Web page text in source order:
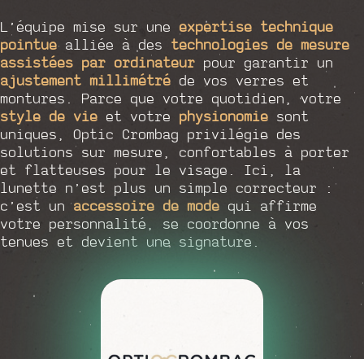
L’équipe mise sur une expertise technique
pointuealliée à des technologies de mesure
assistées par ordinateur pour garantir un
ajustement millimétré de vos verres et
montures. Parce que votre quotidien, votre
style de vie et votre physionomie sont
uniques, Optic Crombag privilégie des
solutions sur mesure, confortables à porter
et flatteuses pour le visage. Ici, la
lunette n’est plus un simple correcteur :
c’est unaccessoire de mode qui affirme
votre personnalité, se coordonne à vos
tenues et devient une signature.